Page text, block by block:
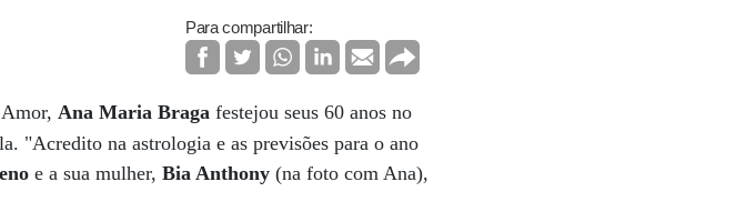
Para compartilhar:
Amor,Ana Maria Braga festejou seus 60 anos no
"Acredito na astrologia e as previsões para o ano
e a sua mulher,Bia Anthony (na foto com Ana),